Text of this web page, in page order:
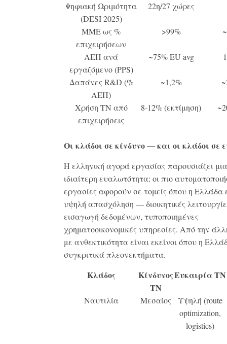
Ψηφιακή Ωριμότητα
(DESI 2025)
22η/27 χώρες
ΜΜΕ ως %
επιχειρήσεων
>99%
ΑΕΠ ανά
εργαζόμενο (PPS)
~75% EU avg
Δαπάνες R&D (%
ΑΕΠ)
~1,2%
Χρήση ΤΝ από
επιχειρήσεις
8-12% (εκτίμηση)
Οι κλάδοι σε κίνδυνο — και οι κλάδοι σε
Η ελληνική αγορά εργασίας παρουσιάζει μια
ιδιαίτερη ευαλωτότητα: οι πιο
εργασίες αφορούν σε τομείς όπου η Ελλάδα
υψηλή απασχόληση — διοικητικές
εισαγωγή δεδομένων, τυποποιημένες
χρηματοοικονομικές υπηρεσίες. Από την
με ανθεκτικότητα είναι εκείνοι όπου η
συγκριτικά πλεονεκτήματα.
Κλάδος
Κίνδυνος
ΤΝ
Ευκαιρία ΤΝ
Ναυτιλία Μεσαίος
Υψηλή (route
optimization,
logistics)